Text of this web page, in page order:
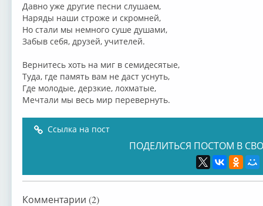
Давно уже другие песни слушаем,
Наряды наши строже и скромней,
Но стали мы немного суше душами,
Забыв себя, друзей, учителей.
Вернитесь хоть на миг в семидесятые,
Туда, где память вам не даст уснуть,
Где молодые, дерзкие, лохматые,
Мечтали мы весь мир перевернуть.
Ссылка на пост
ПОДЕЛИТЬСЯ ПОСТОМ В
Комментарии (2)